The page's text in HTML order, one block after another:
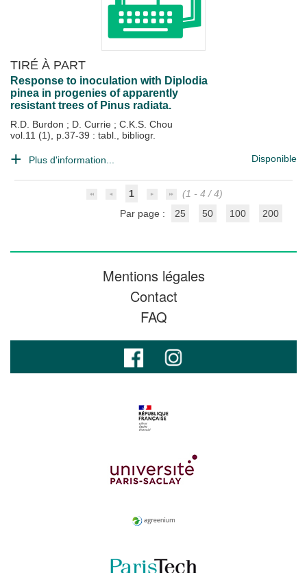
TIRÉ À PART
Response to inoculation with Diplodia
pinea in progenies of apparently
resistant trees of Pinus radiata.
R.D. Burdon ; D. Currie ; C.K.S. Chou
vol.11 (1), p.37-39 : tabl., bibliogr.
Plus d'information... Disponible
1
(1 - 4 / 4)
Par page :
25 50 100 200
Mentions légales
Contact
FAQ